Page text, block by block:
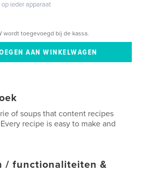
ieder apparaat
wordt toegevoegd bij de kassa.
of soups that content recipes
recipe is easy to make and
/ functionaliteiten &